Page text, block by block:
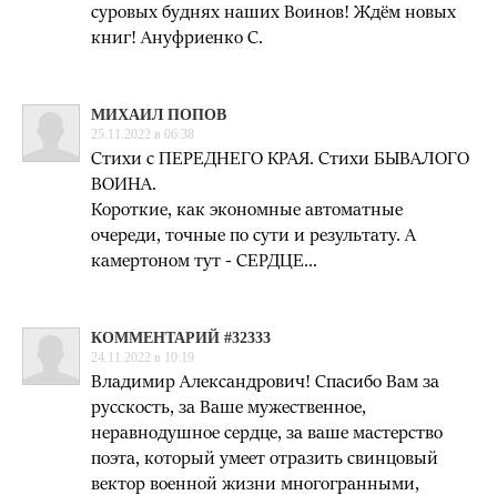
суровых буднях наших Воинов! Ждём новых
книг! Ануфриенко С.
МИХАИЛ ПОПОВ
25.11.2022 в 06:38
Стихи с ПЕРЕДНЕГО КРАЯ. Стихи БЫВАЛОГО
ВОИНА.
Короткие, как экономные автоматные
очереди, точные по сути и результату. А
камертоном тут - СЕРДЦЕ...
КОММЕНТАРИЙ #32333
24.11.2022 в 10:19
Владимир Александрович! Спасибо Вам за
русскость, за Ваше мужественное,
неравнодушное сердце, за ваше мастерство
поэта, который умеет отразить свинцовый
вектор военной жизни многогранными,